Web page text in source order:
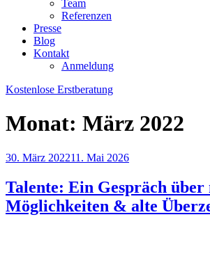
Team
Referenzen
Presse
Blog
Kontakt
Anmeldung
Kostenlose Erstberatung
Monat: März 2022
Veröffentlicht
30. März 202211. Mai 2026
Talente: Ein Gespräch über
Möglichkeiten & alte